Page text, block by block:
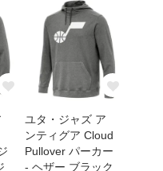
ユタ・ジャズ ア
ンティグア Cloud
Pullover パーカー
- ヘザー ブラック